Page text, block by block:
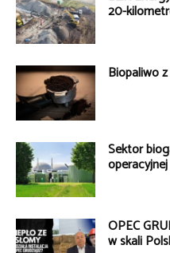
20-
Biopaliwo
Sektor
operacyjnej
OPEC
w skali